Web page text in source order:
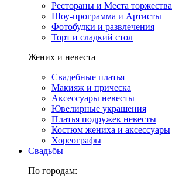
Рестораны и Места торжества
Шоу-программа и Артисты
Фотобудки и развлечения
Торт и сладкий стол
Жених и невеста
Свадебные платья
Макияж и прическа
Аксессуары невесты
Ювелирные украшения
Платья подружек невесты
Костюм жениха и аксессуары
Хореографы
Свадьбы
По городам: